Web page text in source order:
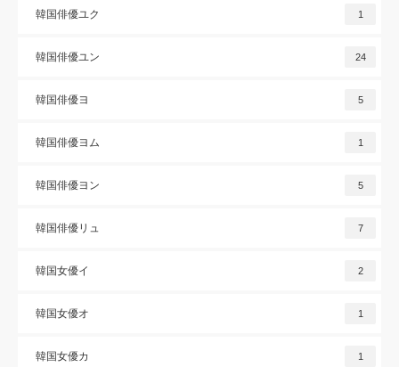
韓国俳優ユク 1
韓国俳優ユン 24
韓国俳優ヨ 5
韓国俳優ヨム 1
韓国俳優ヨン 5
韓国俳優リュ 7
韓国女優イ 2
韓国女優オ 1
韓国女優カ 1